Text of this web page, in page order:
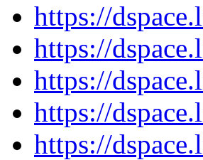
https://
https://
https://
https://
https://